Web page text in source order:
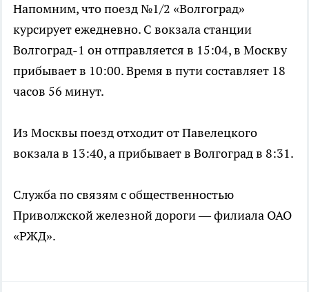
Напомним, что поезд №1/2 «Волгоград»
курсирует ежедневно. С вокзала станции
Волгоград-1 он отправляется в 15:04, в Москву
прибывает в 10:00. Время в пути составляет 18
часов 56 минут.
Из Москвы поезд отходит от Павелецкого
вокзала в 13:40, а прибывает в Волгоград в 8:31.
Служба по связям с общественностью
Приволжской железной дороги — филиала ОАО
«РЖД».